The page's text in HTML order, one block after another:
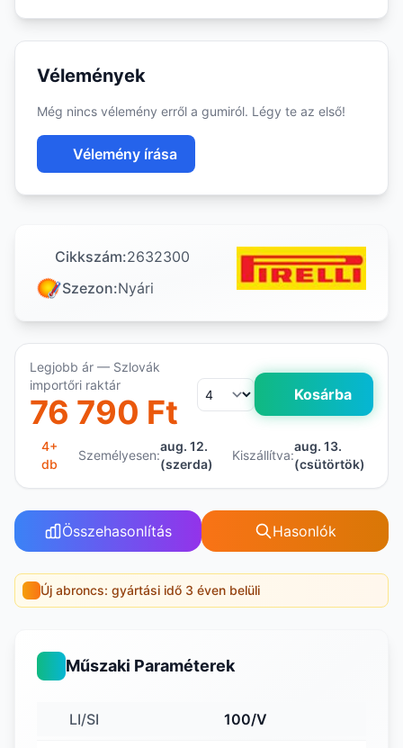
Vélemények
Még nincs vélemény erről a gumiról. Légy te az első!
Vélemény írása
Cikkszám:2632300
Szezon:Nyári
Legjobb ár — Szlovák
importőri raktár
76 790 Ft Kosárba
4+
db
Személyesen:
aug. 12.
(szerda)
Kiszállítva:
aug. 13.
(csütörtök)
Összehasonlítás Hasonlók
Új abroncs: gyártási idő 3 éven belüli
Műszaki Paraméterek
LI/SI 100/V